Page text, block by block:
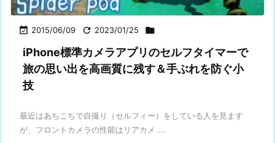
 2015/06/09  2023/01/25 
iPhone標準カメラアプリのセルフタイマーで
旅の思い出を高画質に残す＆手ぶれを防ぐ小
技
最近はあちこちで自撮り（セルフィー）をしている人を見ます
が、フロントカメラの性能はリアカメ ...